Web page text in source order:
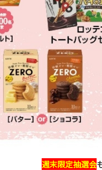
週末限定抽選会